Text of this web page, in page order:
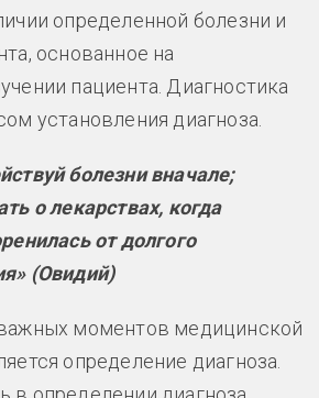
определенной болезни и
основанное на
пациента. Диагностика
установления диагноза.
болезни вначале;
о лекарствах, когда
от долгого
(Овидий)
моментов медицинской
определение диагноза.